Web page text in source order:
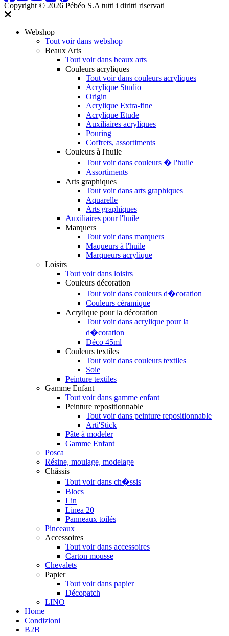
Copyright © 2026 Pébéo S.A tutti i diritti riservati
Webshop
Tout voir dans webshop
Beaux Arts
Tout voir dans beaux arts
Couleurs acryliques
Tout voir dans couleurs acryliques
Acrylique Studio
Origin
Acrylique Extra-fine
Acrylique Etude
Auxiliaires acryliques
Pouring
Coffrets, assortiments
Couleurs à l'huile
Tout voir dans couleurs � l'huile
Assortiments
Arts graphiques
Tout voir dans arts graphiques
Aquarelle
Arts graphiques
Auxiliaires pour l'huile
Marquers
Tout voir dans marquers
Maqueurs à l'huile
Marqueurs acrylique
Loisirs
Tout voir dans loisirs
Couleurs décoration
Tout voir dans couleurs d�coration
Couleurs céramique
Acrylique pour la décoration
Tout voir dans acrylique pour la
d�coration
Déco 45ml
Couleurs textiles
Tout voir dans couleurs textiles
Soie
Peinture textiles
Gamme Enfant
Tout voir dans gamme enfant
Peinture repositionnable
Tout voir dans peinture repositionnable
Arti'Stick
Pâte à modeler
Gamme Enfant
Posca
Résine, moulage, modelage
Châssis
Tout voir dans ch�ssis
Blocs
Lin
Linea 20
Panneaux toilés
Pinceaux
Accessoires
Tout voir dans accessoires
Carton mousse
Chevalets
Papier
Tout voir dans papier
Décopatch
LINO
Home
Condizioni
B2B